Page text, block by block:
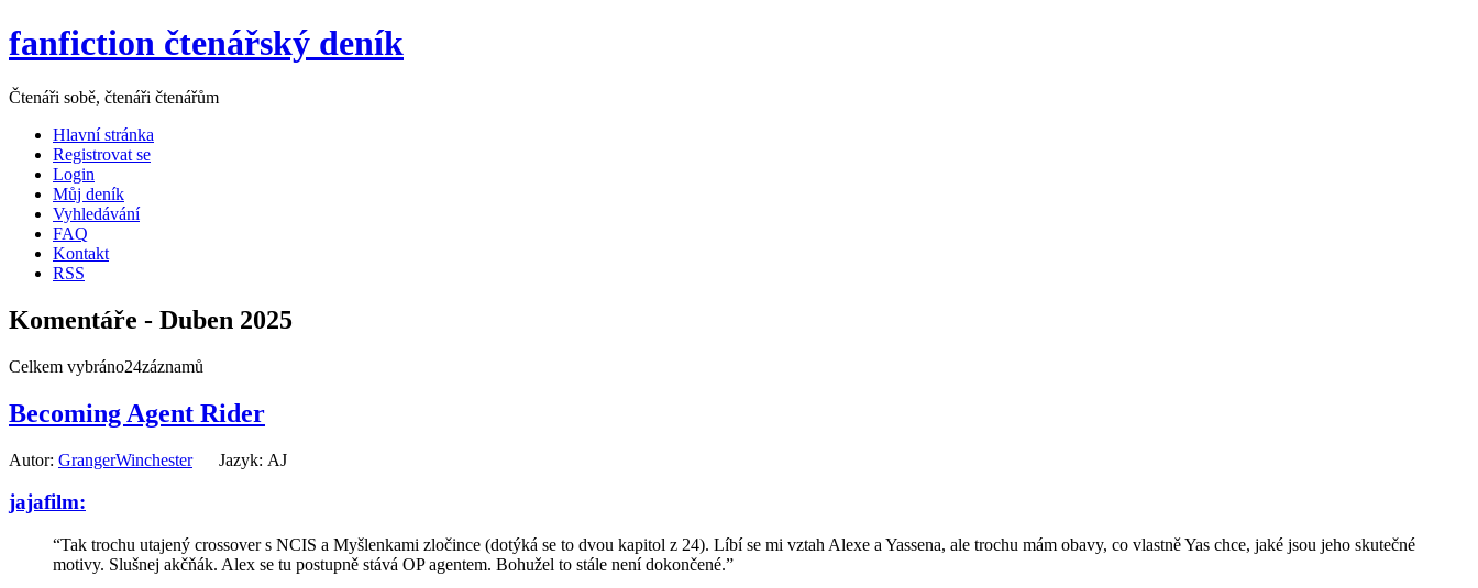
fanfiction čtenářský deník
Čtenáři sobě, čtenáři čtenářům
Hlavní stránka
Registrovat se
Login
Můj deník
Vyhledávání
FAQ
Kontakt
RSS
Komentáře - Duben 2025
Celkem vybráno24záznamů
Becoming Agent Rider
Autor: GrangerWinchesterJazyk: AJ
jajafilm:
“Tak trochu utajený crossover s NCIS a Myšlenkami zločince (dotýká se to dvou kapitol z 24). Líbí se mi vztah Alexe a Yassena, ale trochu mám obavy, co vlastně Yas chce, jaké jsou jeho skutečné
motivy. Slušnej akčňák. Alex se tu postupně stává OP agentem. Bohužel to stále není dokončené.”